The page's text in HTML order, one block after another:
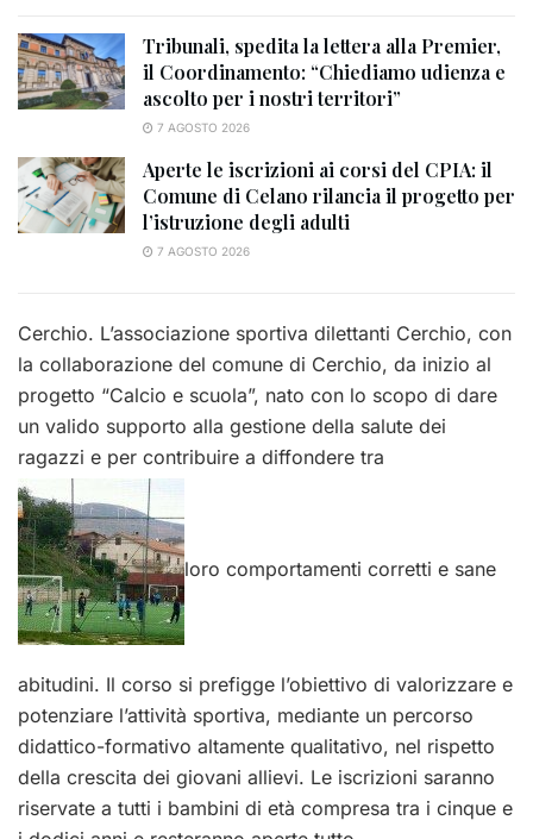
Tribunali, spedita la lettera alla Premier,
il Coordinamento: “Chiediamo udienza e
ascolto per i nostri territori”
7 AGOSTO 2026
Aperte le iscrizioni ai corsi del CPIA: il
Comune di Celano rilancia il progetto per
l’istruzione degli adulti
7 AGOSTO 2026
Cerchio. L’associazione sportiva dilettanti Cerchio, con
la collaborazione del comune di Cerchio, da inizio al
progetto “Calcio e scuola”, nato con lo scopo di dare
un valido supporto alla gestione della salute dei
ragazzi e per contribuire a diffondere tra
loro comportamenti corretti e sane
abitudini. Il corso si prefigge l’obiettivo di valorizzare e
potenziare l’attività sportiva, mediante un percorso
didattico-formativo altamente qualitativo, nel rispetto
della crescita dei giovani allievi. Le iscrizioni saranno
riservate a tutti i bambini di età compresa tra i cinque e